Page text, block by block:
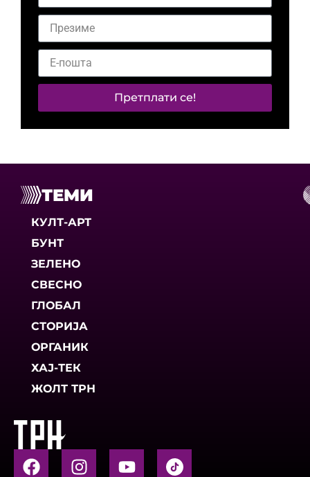
Претплати се!
ТЕМИ
КУЛТ-АРТ
БУНТ
ЗЕЛЕНО
СВЕСНО
ГЛОБАЛ
СТОРИЈА
ОРГАНИК
ХАЈ-ТЕК
ЖОЛТ ТРН